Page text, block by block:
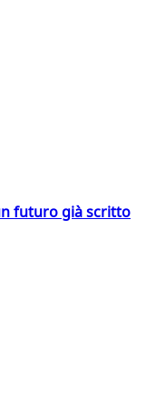
futuro già scritto